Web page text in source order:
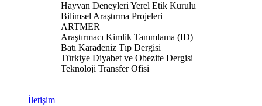
Hayvan Deneyleri Yerel Etik Kurulu
Bilimsel Araştırma Projeleri
ARTMER
Araştırmacı Kimlik Tanımlama (ID)
Batı Karadeniz Tıp Dergisi
Türkiye Diyabet ve Obezite Dergisi
Teknoloji Transfer Ofisi
İletişim